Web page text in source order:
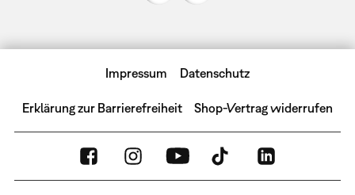
Impressum Datenschutz
Erklärung zur Barrierefreiheit Shop-Vertrag widerrufen